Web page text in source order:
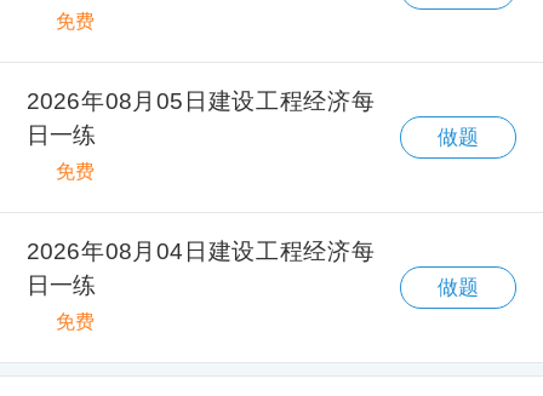
免费
2026年08月05日建设工程经济每
日一练
免费
做题
2026年08月04日建设工程经济每
日一练
免费
做题